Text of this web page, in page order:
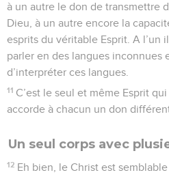
à un autre le don de transmettre
Dieu, à un autre encore la
esprits du véritable Esprit. A l’un
parler en des langues inconnues
d’interpréter ces langues.
11 C’est le seul et même Esprit
accorde à chacun un don
Un seul corps avec
12 Eh bien, le Christ est